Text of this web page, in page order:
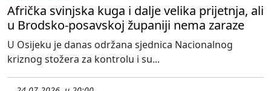
Afrička svinjska kuga i dalje velika prijetnja, ali
u Brodsko-posavskoj županiji nema zaraze
U Osijeku je danas održana sjednica Nacionalnog
kriznog stožera za kontrolu i su...